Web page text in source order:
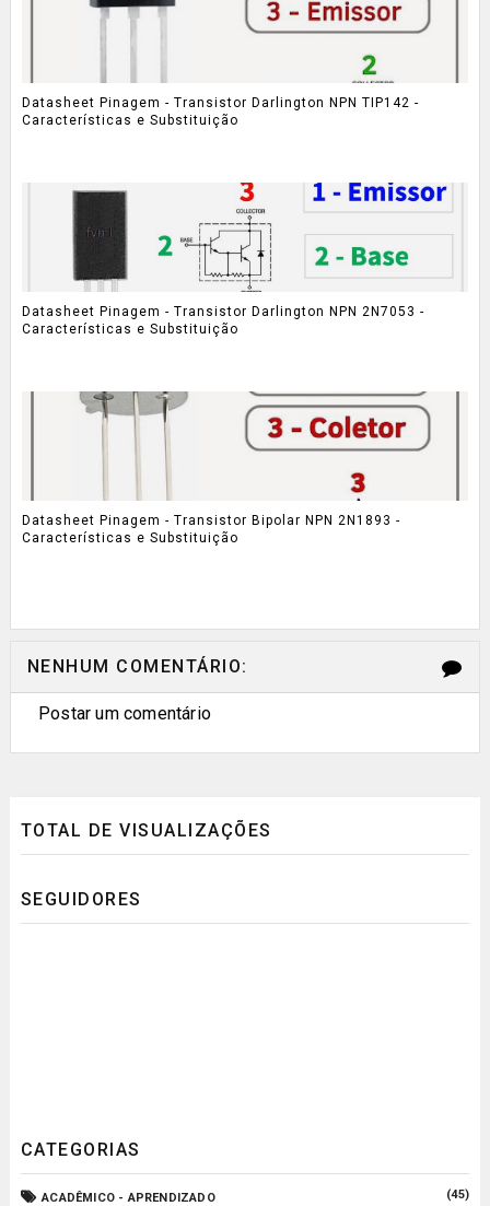
Datasheet Pinagem - Transistor Darlington NPN TIP142 -
Características e Substituição
Datasheet Pinagem - Transistor Darlington NPN 2N7053 -
Características e Substituição
Datasheet Pinagem - Transistor Bipolar NPN 2N1893 -
Características e Substituição
NENHUM COMENTÁRIO:
Postar um comentário
TOTAL DE VISUALIZAÇÕES
SEGUIDORES
CATEGORIAS
ACADÊMICO - APRENDIZADO (45)